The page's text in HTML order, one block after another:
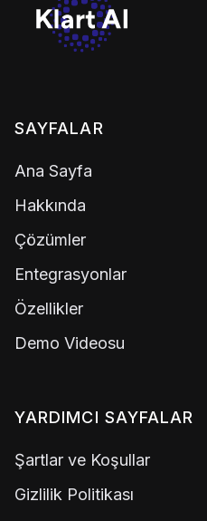
SAYFALAR
Ana Sayfa
Hakkında
Çözümler
Entegrasyonlar
Özellikler
Demo Videosu
YARDIMCI SAYFALAR
Şartlar ve Koşullar
Gizlilik Politikası